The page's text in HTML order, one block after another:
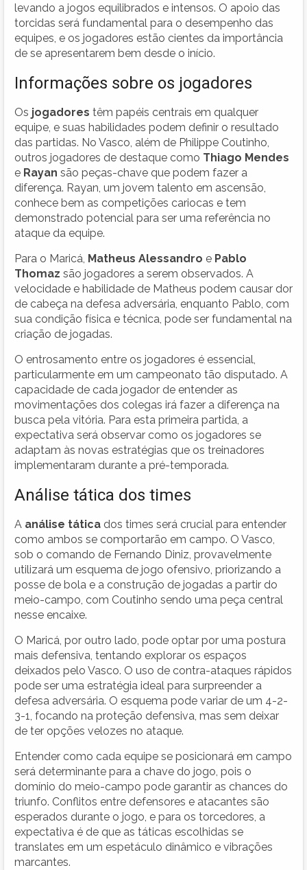
levando a jogos equilibrados e intensos. O apoio das
torcidas será fundamental para o desempenho das
equipes, e os jogadores estão cientes da importância
de se apresentarem bem desde o início.
Informações sobre os jogadores
Os jogadores têm papéis centrais em qualquer
equipe, e suas habilidades podem definir o resultado
das partidas. No Vasco, além de Philippe Coutinho,
outros jogadores de destaque como Thiago Mendes
e Rayan são peças-chave que podem fazer a
diferença. Rayan, um jovem talento em ascensão,
conhece bem as competições cariocas e tem
demonstrado potencial para ser uma referência no
ataque da equipe.
Para o Maricá, Matheus Alessandro e Pablo
Thomaz são jogadores a serem observados. A
velocidade e habilidade de Matheus podem causar dor
de cabeça na defesa adversária, enquanto Pablo, com
sua condição física e técnica, pode ser fundamental na
criação de jogadas.
O entrosamento entre os jogadores é essencial,
particularmente em um campeonato tão disputado. A
capacidade de cada jogador de entender as
movimentações dos colegas irá fazer a diferença na
busca pela vitória. Para esta primeira partida, a
expectativa será observar como os jogadores se
adaptam às novas estratégias que os treinadores
implementaram durante a pré-temporada.
Análise tática dos times
A análise tática dos times será crucial para entender
como ambos se comportarão em campo. O Vasco,
sob o comando de Fernando Diniz, provavelmente
utilizará um esquema de jogo ofensivo, priorizando a
posse de bola e a construção de jogadas a partir do
meio-campo, com Coutinho sendo uma peça central
nesse encaixe.
O Maricá, por outro lado, pode optar por uma postura
mais defensiva, tentando explorar os espaços
deixados pelo Vasco. O uso de contra-ataques rápidos
pode ser uma estratégia ideal para surpreender a
defesa adversária. O esquema pode variar de um 4-2-
3-1, focando na proteção defensiva, mas sem deixar
de ter opções velozes no ataque.
Entender como cada equipe se posicionará em campo
será determinante para a chave do jogo, pois o
domínio do meio-campo pode garantir as chances do
triunfo. Conflitos entre defensores e atacantes são
esperados durante o jogo, e para os torcedores, a
expectativa é de que as táticas escolhidas se
translates em um espetáculo dinâmico e vibrações
marcantes.